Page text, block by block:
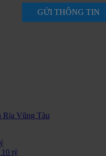
Rịa Vũng Tàu
10 tỷ
GỬI THÔNG TIN